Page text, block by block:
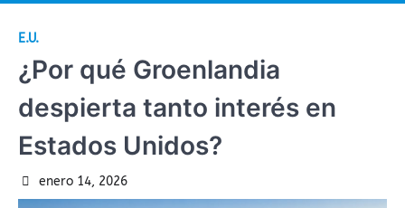
E.U.
¿Por qué Groenlandia
despierta tanto interés en
Estados Unidos?
enero 14, 2026